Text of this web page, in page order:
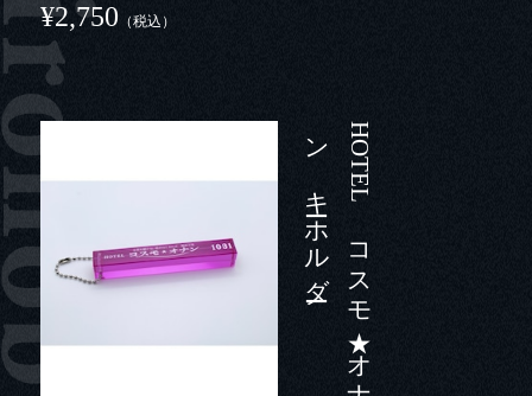
¥2,750（税込）
H
O
T
E
L
コ
ス
モ
★
オ
ナ
ン
キ
ーホ
ル
ダ
ー